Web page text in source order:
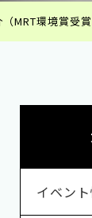
MRT環境賞受
イベン